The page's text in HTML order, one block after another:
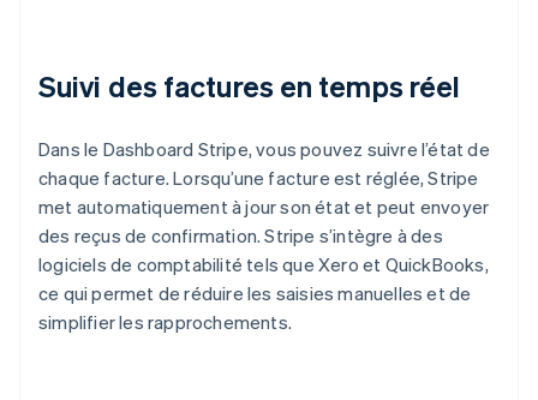
Suivi des factures en temps réel
Dans le Dashboard Stripe, vous pouvez suivre l’état de
chaque facture. Lorsqu’une facture est réglée, Stripe
met automatiquement à jour son état et peut envoyer
des reçus de confirmation. Stripe s’intègre à des
logiciels de comptabilité tels que Xero et QuickBooks,
ce qui permet de réduire les saisies manuelles et de
simplifier les rapprochements.